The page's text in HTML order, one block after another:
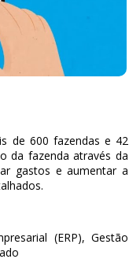
de 600 fazendas e 42
da fazenda através da
gastos e aumentar a
(ERP), Gestão